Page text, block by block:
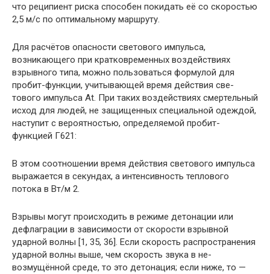
что реципиент риска способен покидать её со скоростью
2,5 м/с по оптимальному маршруту.
Для расчётов опасности светового импульса,
возникающего при кратковременных воздействиях
взрывного типа, можно пользоваться формулой для
пробит-функции, учитывающей время действия све­
тового импульса At. При таких воздействиях смер­тельный
исход для людей, не защищенных специ­альной одеждой,
наступит с вероятностью, определя­емой пробит-
функцией Г621:
В этом соотношении время действия светового импульса
выражается в секундах, а интенсивность теплового
потока в Вт/м 2.
Взрывы могут происходить в режиме детонации или
дефлаграции в зависимости от скорости взрывной
ударной волны [1, 35, 36]. Если скорость распростра­нения
ударной волны выше, чем скорость звука в не­
возмущённой среде, то это детонация; если ниже, то —